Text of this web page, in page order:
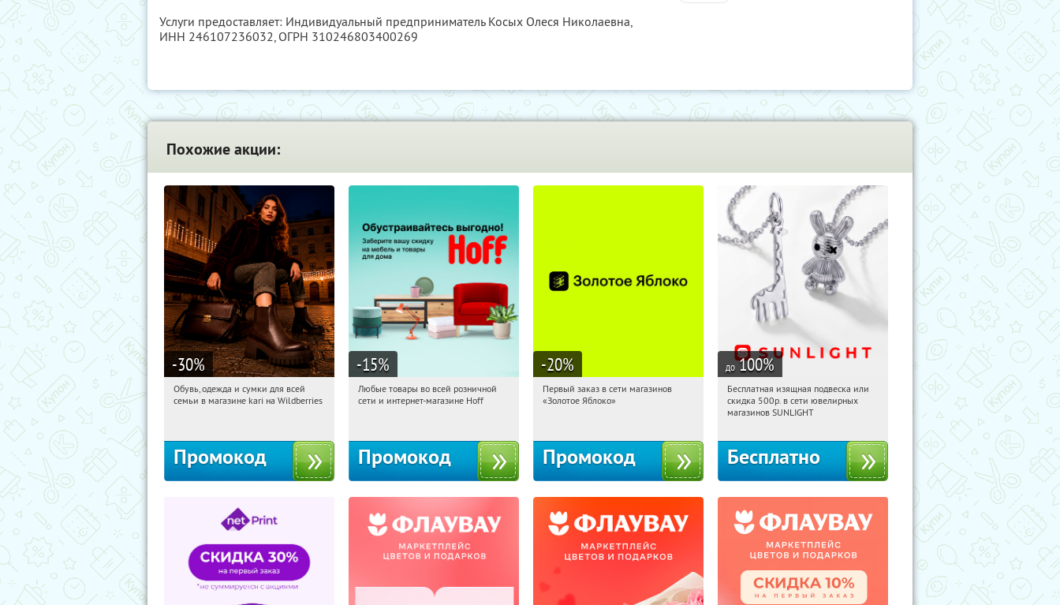
Услуги предоставляет: Индивидуальный предприниматель Косых Олеся Николаевна,
ИНН 246107236032, ОГРН 310246803400269
Похожие акции:
-30%
15:29:22 Получили:
Обувь, одежда и сумки для всей
семьи в магазине kari на Wildberries
Промокод
-15%
15:29:22 Получили:
Любые товары во всей розничной
сети и интернет-магазине Hoff
Промокод
-20%
15:29:22
Получи первым!
Первый заказ в сети магазинов
«Золотое Яблоко»
Промокод
до 100%
15:29:22 Получили:
Россия
Бесплатная изящная подвеска или
скидка 500р. в сети ювелирных
магазинов SUNLIGHT
Бесплатно